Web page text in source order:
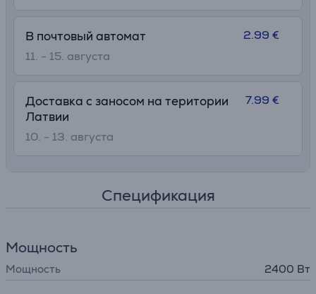
В почтовый автомат
11. - 15. августа
2.99 €
Доставка с заносом на територии
Латвии
10. - 13. августа
7.99 €
Спецификация
Мощность
Мощность 2400 Вт